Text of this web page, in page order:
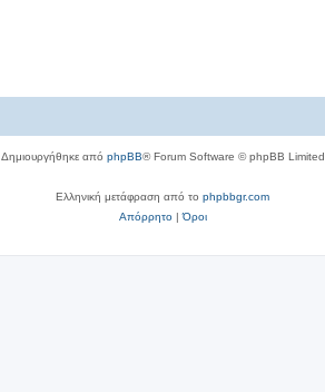
Δημιουργήθηκε από phpBB® Forum Software © phpBB Limited
Ελληνική μετάφραση από το phpbbgr.com
Απόρρητο|Όροι